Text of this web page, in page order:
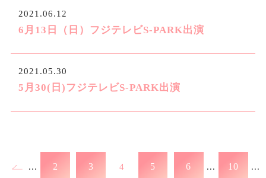
2021.06.12
6月13日（日）フジテレビS-PARK出演
2021.05.30
5月30(日)フジテレビS-PARK出演
... 2 3 4 5 6 ... 10 ...